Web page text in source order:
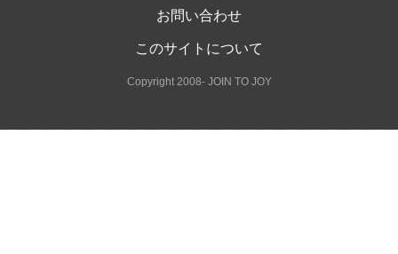
お問い合わせ
このサイトについて
Copyright 2008- JOIN TO JOY